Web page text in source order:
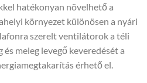
hatékonyan növelhető a
környezet különösen a nyári
szerelt ventilátorok a téli
meleg levegő keveredését a
érhető el.